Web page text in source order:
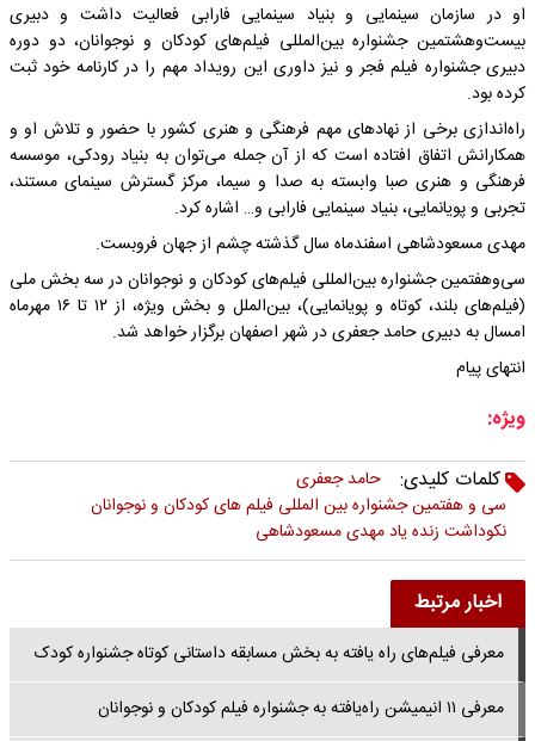
او در سازمان سینمایی و بنیاد سینمایی فارابی فعالیت داشت و دبیری
بیست‌وهشتمین جشنواره بین‌المللی فیلم‌های کودکان و نوجوانان، دو دوره
دبیری جشنواره فیلم فجر و نیز داوری این رویداد مهم را در کارنامه خود ثبت
کرده بود.
راه‌اندازی برخی از نهادهای مهم فرهنگی و هنری کشور با حضور و تلاش او و
همکارانش اتفاق افتاده است که از آن جمله می‌توان به بنیاد رودکی، موسسه
فرهنگی و هنری صبا وابسته به صدا و سیما، مرکز گسترش سینمای مستند،
تجربی و پویانمایی، بنیاد سینمایی فارابی و… اشاره کرد.
مهدی مسعودشاهی اسفندماه سال گذشته چشم از جهان فروبست.
سی‌وهفتمین جشنواره بین‌المللی فیلم‌های کودکان و نوجوانان در سه بخش ملی
(فیلم‌های بلند، کوتاه و پویانمایی)، بین‌الملل و بخش ویژه، از ۱۲ تا ۱۶ مهرماه
امسال به دبیری حامد جعفری در شهر اصفهان برگزار خواهد شد.
انتهای پیام
ویژه:
کلمات کلیدی:
حامد جعفری
سی و هفتمین جشنواره بین المللی فیلم های کودکان و نوجوانان
نکوداشت زنده یاد مهدی مسعودشاهی
اخبار مرتبط
معرفی فیلم‌های راه یافته به بخش مسابقه داستانی کوتاه جشنواره کودک
معرفی ۱۱ انیمیشن راه‌یافته به جشنواره فیلم کودکان و نوجوانان